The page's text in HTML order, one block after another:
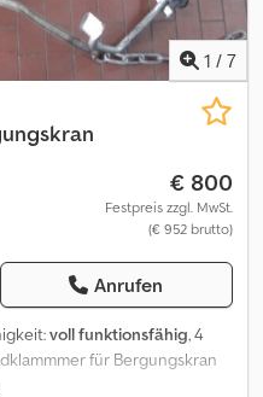
1 / 7
€ 800
Festpreis zzgl. MwSt.
(€ 952 brutto)
Anrufen
voll funktionsfähig, 4
für Bergungskran
R Azoavsha Kein Versand